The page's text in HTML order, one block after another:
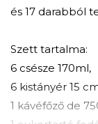
és 17 darabból
Szett tartalma:
6 csésze 170ml,
6 kistányér 15
1 kávéfőző de